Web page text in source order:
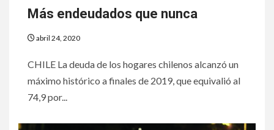
Más endeudados que nunca
abril 24, 2020
CHILE La deuda de los hogares chilenos alcanzó un
máximo histórico a finales de 2019, que equivalió al
74,9 por...